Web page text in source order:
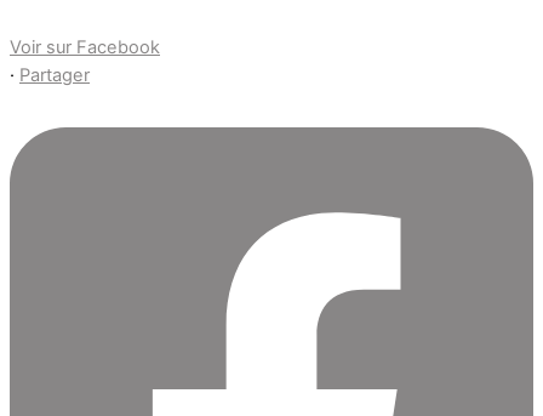
Voir sur Facebook
· Partager